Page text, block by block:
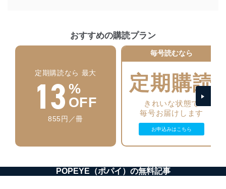
当社は、個人情報の正確性及び安全性を確保するため
に、下記セキュリティ対策をはじめとする安全対策を実
施し、個人情報の漏えい、滅失またはき損の防止及び是
アクセス制御
個人データを取り扱うことのできる機器及び当該
機器を取り扱う従業者を明確化し、 個人データへ
の不要なアクセスを防止しています。
アクセス者の識別と認証
機器に標準装備されているユーザー制御機能（ユ
ーザーアカウント制御）により、個人情報データ
おすすめの購読プラン
定期購読なら 最大
13 %
OFF
855円／冊
毎号読むなら
定期購読
きれいな状態で
毎号お届けします
お申込みはこちら
POPEYE（ポパイ）の無料記事